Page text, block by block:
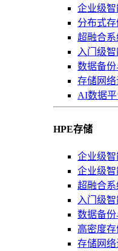
企业级
分布式存
超融合系
入门级
数据备
存储网
AI数据平
HPE存储
企业级
企业级
超融合系
入门级
数据备
高密度
存储网